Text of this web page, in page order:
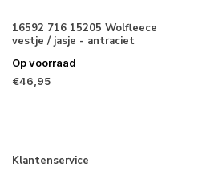
16592 716 15205 Wolfleece
vestje / jasje - antraciet
Op voorraad
€46,95
Klantenservice